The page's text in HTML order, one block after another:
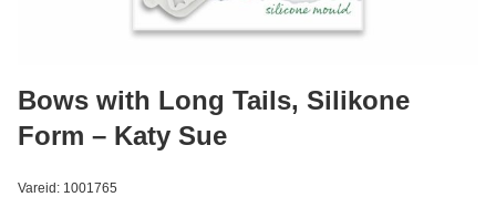
Læg i kurv
Bows with Long Tails, Silikone
Form – Katy Sue
Vareid: 1001765